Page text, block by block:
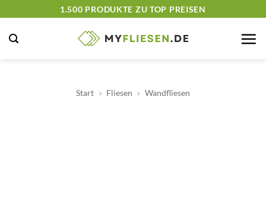
springen
1.500 PRODUKTE ZU TOP PREISEN
Start » Fliesen » Wandfliesen